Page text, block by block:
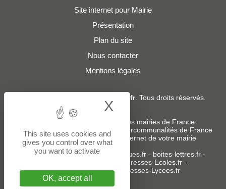
Site internet pour Mairie
Présentation
Plan du site
Nous contacter
Mentions légales
Adresses-Mairies.fr. Tous droits réservés.
Services :
Liste des adresses e-mails des mairies de France
Liste des adresses e-mails des intercommunalités de France
-Création ou refonte du site internet de votre mairie
Sites partenaires:donneespubliques.fr- boites-lettres.fr-
Adresses-Ecoles.fr -
Adresses-Colleges.fr- Adresses-Lycees.fr
This site uses cookies and
gives you control over what
you want to activate
OK, accept all
X